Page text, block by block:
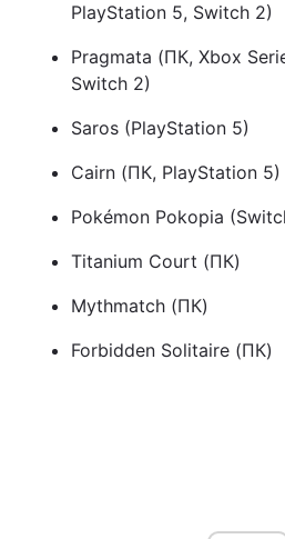
PlayStation 5, Switch 2)
Pragmata (ПК, Xbox
Switch 2)
Saros (PlayStation 5)
Cairn (ПК, PlayStation 5)
Pokémon Pokopia
Titanium Court (ПК)
Mythmatch (ПК)
Forbidden Solitaire (ПК)